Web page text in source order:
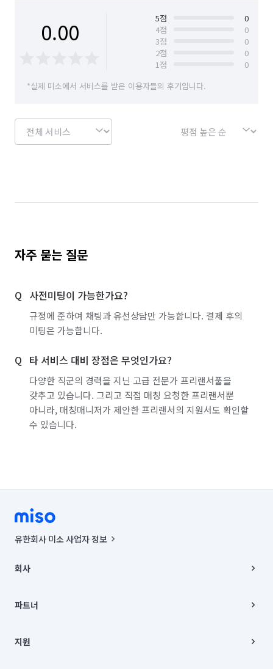
0.00 5점
0
4점
0
3점
0
2점
0
1점
0
*실제 미소에서 서비스를 받은 이용자들의 후기입니다.
자주 묻는 질문
사전미팅이 가능한가요?
규정에 준하여 채팅과 유선상담만 가능합니다. 결제 후의
미팅은 가능합니다.
타 서비스 대비 장점은 무엇인가요?
다양한 직군의 경력을 지닌 고급 전문가 프리랜서풀을
갖추고 있습니다. 그리고 직접 매칭 요청한 프리랜서뿐
아니라, 매칭매니저가 제안한 프리랜서의 지원서도 확인할
수 있습니다.
유한회사 미소 사업자 정보
00019 |
주소 | 본사: 서울특별시 종로구 율곡로 6(중학동, 트윈트리빌딩) B동 5층
컨택센터 : 서울특별시 종로구 수송동 율곡로 24, 7층, 8층 미소
상품, 상품정보, 거래에 관한 의무와 책임은 거래당사자에게 있습니다.
언론 보도 관련 문의:
회사
채용
파트너
이사
지원